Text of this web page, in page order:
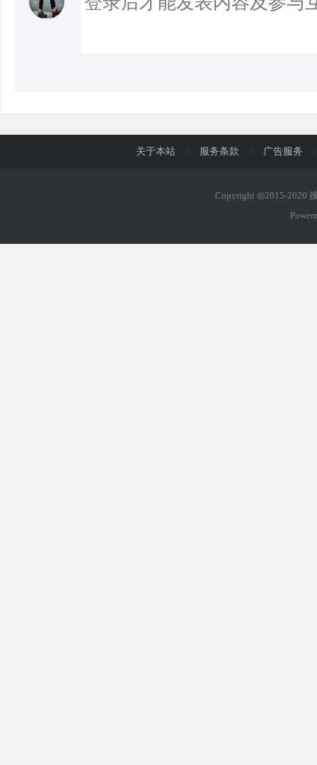
关于本站 / 服务条款 / 广告服务 /
Copyright ◎2015-2020